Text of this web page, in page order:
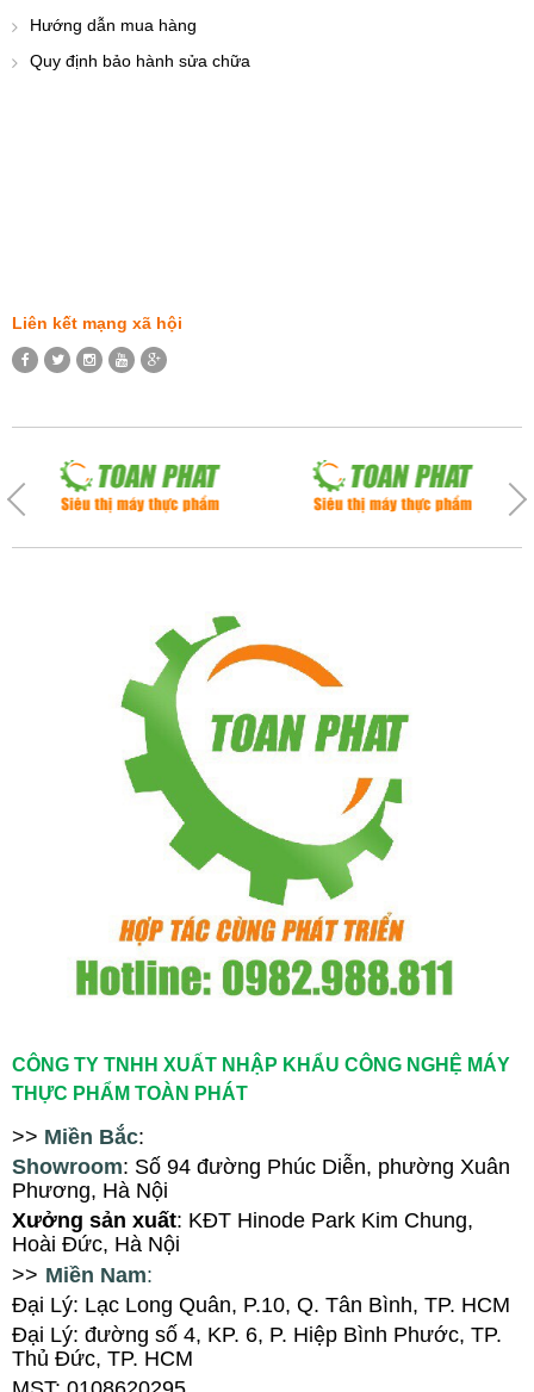
Hướng dẫn mua hàng
Quy định bảo hành sửa chữa
Liên kết mạng xã hội
CÔNG TY TNHH XUẤT NHẬP KHẨU CÔNG NGHỆ MÁY
THỰC PHẨM TOÀN PHÁT
>> Miền Bắc:
Showroom: Số 94 đường Phúc Diễn, phường Xuân
Phương, Hà Nội
Xưởng sản xuất: KĐT Hinode Park Kim Chung,
Hoài Đức, Hà Nội
>> Miền Nam:
Đại Lý: Lạc Long Quân, P.10, Q. Tân Bình, TP. HCM
Đại Lý: đường số 4, KP. 6, P. Hiệp Bình Phước, TP.
Thủ Đức, TP. HCM